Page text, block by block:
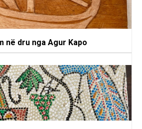
në dru nga Agur Kapo